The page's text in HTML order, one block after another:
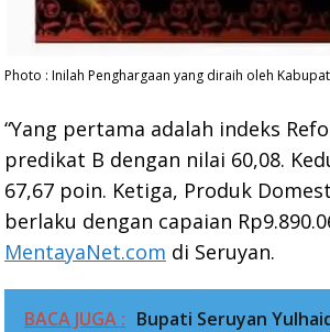
Photo : Inilah Penghargaan yang diraih oleh
“Yang pertama adalah indeks
predikat B dengan nilai 60,08.
67,67 poin. Ketiga, Produk
berlaku dengan capaian
MentayaNet.com di Seruyan.
BACA JUGA : Bupati Seruyan